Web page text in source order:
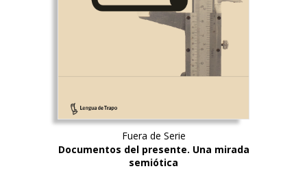
Fuera de Serie
Documentos del presente. Una mirada
semiótica